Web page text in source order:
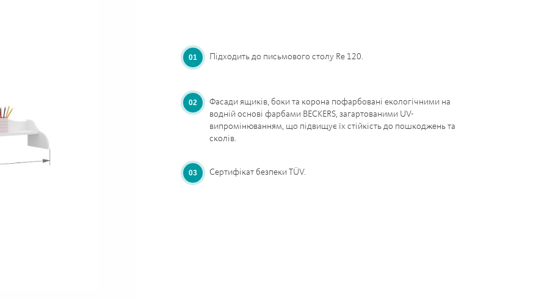
Підходить до письмового столу Re 120.
Фасади ящиків, боки та корона пофарбовані екологічними на
водній основі фарбами BECKERS, загартованими UV-
випромінюванням, що підвищує їх стійкість до пошкоджень та
сколів.
Сертифікат безпеки TÜV.